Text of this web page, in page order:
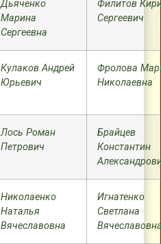
Дьяченко
Марина
Сергеевна
Филитов
Сергеевич
Кулаков Андрей
Юрьевич
Фролова
Николаевна
Лось Роман
Петрович
Брайцев
Константин
Николаенко
Наталья
Вячеславовна
Игнатенко
Светлана